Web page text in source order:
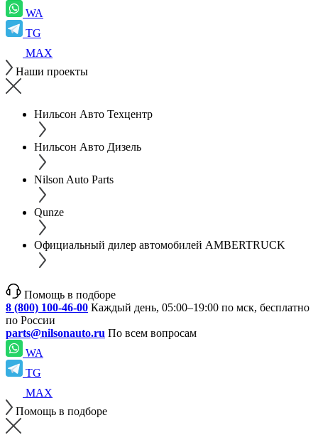
WA
TG
MAX
Наши проекты
Нильсон Авто Техцентр
Нильсон Авто Дизель
Nilson Auto Parts
Qunze
Официальный дилер автомобилей AMBERTRUCK
Помощь в подборе
8 (800) 100-46-00 Каждый день, 05:00–19:00 по мск, бесплатно
по России
parts@nilsonauto.ru По всем вопросам
WA
TG
MAX
Помощь в подборе